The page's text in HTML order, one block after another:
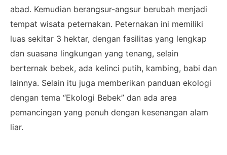
abad. Kemudian berangsur-angsur berubah menjadi
tempat wisata peternakan. Peternakan ini memiliki
luas sekitar 3 hektar, dengan fasilitas yang lengkap
dan suasana lingkungan yang tenang, selain
berternak bebek, ada kelinci putih, kambing, babi dan
lainnya. Selain itu juga memberikan panduan ekologi
dengan tema “Ekologi Bebek” dan ada area
pemancingan yang penuh dengan kesenangan alam
liar.